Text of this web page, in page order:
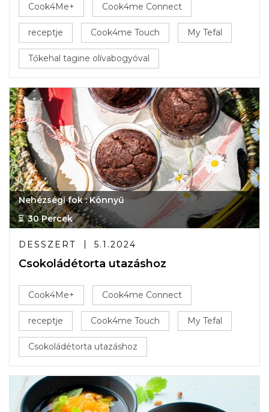
Cook4Me+ Cook4me Connect
receptje Cook4me Touch My Tefal
Tőkehal tagine olívabogyóval
Nehézségi fok : Könnyű
30 Percek
DESSZERT 5.1.2024
Csokoládétorta utazáshoz
Cook4Me+ Cook4me Connect
receptje Cook4me Touch My Tefal
Csokoládétorta utazáshoz